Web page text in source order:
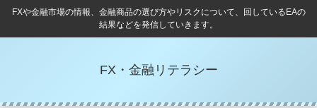
FXや金融市場の情報、金融商品の選び方やリスクについて、回しているEAの
結果などを発信していきます。
FX・金融リテラシー